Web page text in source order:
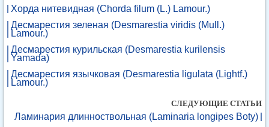
Хорда нитевидная (Chorda filum (L.) Lamour.)
Десмарестия зеленая (Desmarestia viridis (Mull.)
Lamour.)
Десмарестия курильская (Desmarestia kurilensis
Yamada)
Десмарестия язычковая (Desmarestia ligulata (Lightf.)
Lamour.)
СЛЕДУЮЩИЕ СТАТЬИ
Ламинария длинноствольная (Laminaria longipes Boty)